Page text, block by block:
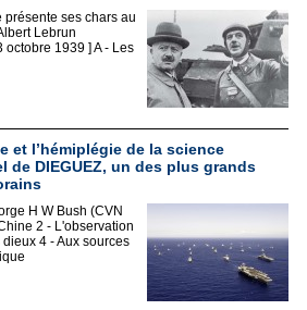
présente ses chars au
Lebrun
1939 ] A - Les
et l’hémiplégie de la science
de DIEGUEZ, un des plus grands
H W Bush (CVN
2 - L'observation
4 - Aux sources